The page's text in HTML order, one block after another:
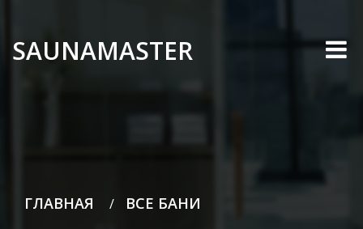
SAUNAMASTER
ГЛАВНАЯ / ВСЕ БАНИ